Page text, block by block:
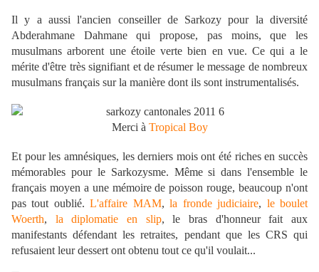
Il y a aussi l'ancien conseiller de Sarkozy pour la diversité
Abderahmane Dahmane qui propose, pas moins, que les
musulmans arborent une étoile verte bien en vue. Ce qui a le
mérite d'être très signifiant et de résumer le message de nombreux
musulmans français sur la manière dont ils sont instrumentalisés.
Merci à Tropical Boy
Et pour les amnésiques, les derniers mois ont été riches en succès
mémorables pour le Sarkozysme. Même si dans l'ensemble le
français moyen a une mémoire de poisson rouge, beaucoup n'ont
pas tout oublié.L'affaire MAM,la fronde judiciaire, le boulet
Woerth, la diplomatie en slip, le bras d'honneur fait aux
manifestants défendant les retraites, pendant que les CRS qui
refusaient leur dessert ont obtenu tout ce qu'il voulait...